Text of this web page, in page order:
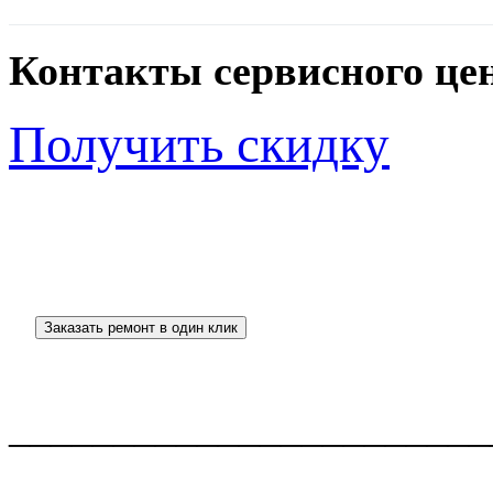
Контакты сервисного
Получить скидку